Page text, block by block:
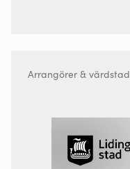
Arrangörer & värdstad